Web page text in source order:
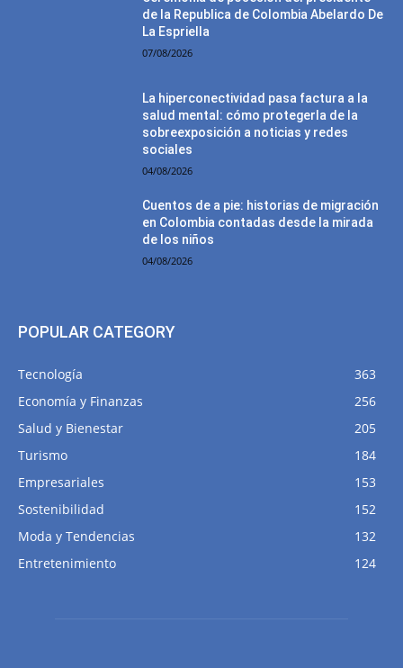
de la Republica de Colombia Abelardo De
La Espriella
07/08/2026
La hiperconectividad pasa factura a la
salud mental: cómo protegerla de la
sobreexposición a noticias y redes
sociales
04/08/2026
Cuentos de a pie: historias de migración
en Colombia contadas desde la mirada
de los niños
04/08/2026
POPULAR CATEGORY
Tecnología
363
Economía y Finanzas
256
Salud y Bienestar
205
Turismo
184
Empresariales
153
Sostenibilidad
152
Moda y Tendencias
132
Entretenimiento
124